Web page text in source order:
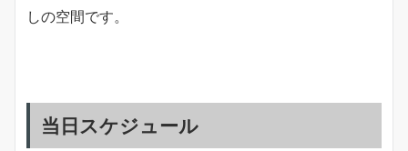
しの空間です。
当日スケジュール